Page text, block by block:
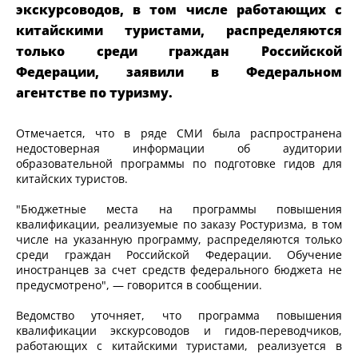
экскурсоводов, в том числе работающих с
китайскими туристами, распределяются
только среди граждан Российской
Федерации, заявили в Федеральном
агентстве по туризму.
Отмечается, что в ряде СМИ была распространена
недостоверная информации об аудитории
образовательной программы по подготовке гидов для
китайских туристов.
"Бюджетные места на программы повышения
квалификации, реализуемые по заказу Ростуризма, в том
числе на указанную программу, распределяются только
среди граждан Российской Федерации. Обучение
иностранцев за счет средств федерального бюджета не
предусмотрено", — говорится в сообщении.
Ведомство уточняет, что программа повышения
квалификации экскурсоводов и гидов-переводчиков,
работающих с китайскими туристами, реализуется в